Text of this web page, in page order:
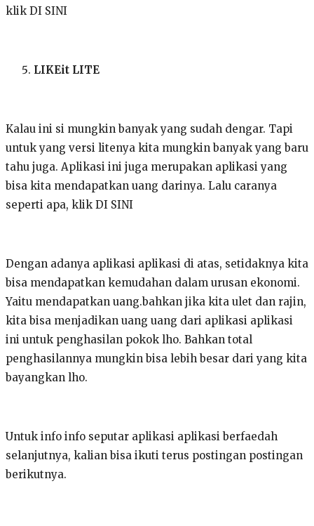
klik DI SINI
LIKEit LITE
Kalau ini si mungkin banyak yang sudah dengar. Tapi
untuk yang versi litenya kita mungkin banyak yang baru
tahu juga. Aplikasi ini juga merupakan aplikasi yang
bisa kita mendapatkan uang darinya. Lalu caranya
seperti apa, klik DI SINI
Dengan adanya aplikasi aplikasi di atas, setidaknya kita
bisa mendapatkan kemudahan dalam urusan ekonomi.
Yaitu mendapatkan uang.bahkan jika kita ulet dan rajin,
kita bisa menjadikan uang uang dari aplikasi aplikasi
ini untuk penghasilan pokok lho. Bahkan total
penghasilannya mungkin bisa lebih besar dari yang kita
bayangkan lho.
Untuk info info seputar aplikasi aplikasi berfaedah
selanjutnya, kalian bisa ikuti terus postingan postingan
berikutnya.